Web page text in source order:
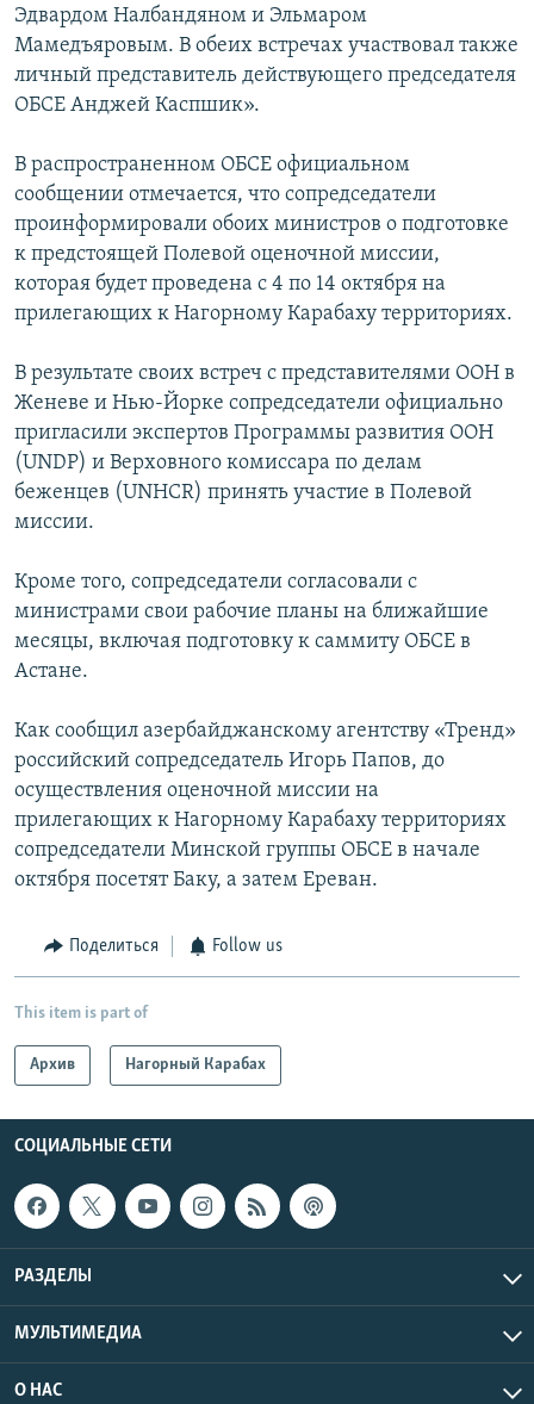
Эдвардом Налбандяном и Эльмаром
Мамедъяровым. В обеих встречах участвовал также
личный представитель действующего председателя
ОБСЕ Анджей Каспшик».
В распространенном ОБСЕ официальном
сообщении отмечается, что сопредседатели
проинформировали обоих министров о подготовке
к предстоящей Полевой оценочной миссии,
которая будет проведена с 4 по 14 октября на
прилегающих к Нагорному Карабаху территориях.
В результате своих встреч с представителями ООН в
Женеве и Нью-Йорке сопредседатели официально
пригласили экспертов Программы развития ООН
(UNDP) и Верховного комиссара по делам
беженцев (UNHCR) принять участие в Полевой
миссии.
Кроме того, сопредседатели согласовали с
министрами свои рабочие планы на ближайшие
месяцы, включая подготовку к саммиту ОБСЕ в
Астане.
Как сообщил азербайджанскому агентству «Тренд»
российский сопредседатель Игорь Папов, до
осуществления оценочной миссии на
прилегающих к Нагорному Карабаху территориях
сопредседатели Минской группы ОБСЕ в начале
октября посетят Баку, а затем Ереван.
Поделиться Follow us
This item is part of
Архив Нагорный Карабах
СОЦИАЛЬНЫЕ СЕТИ
РАЗДЕЛЫ
МУЛЬТИМЕДИА
О НАС